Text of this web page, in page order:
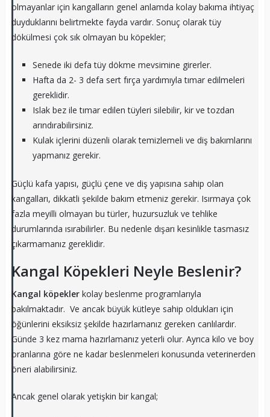
olmayanlar için kangalların genel anlamda kolay bakıma ihtiyaç
duyduklarını belirtmekte fayda vardır. Sonuç olarak tüy
dökülmesi çok sık olmayan bu köpekler;
Senede iki defa tüy dökme mevsimine girerler.
Hafta da 2- 3 defa sert fırça yardımıyla tımar edilmeleri
gereklidir.
Islak bez ile tımar edilen tüyleri silebilir, kir ve tozdan
arındırabilirsiniz.
Kulak içlerini düzenli olarak temizlemeli ve diş bakımlarını
yapmanız gerekir.
Güçlü kafa yapısı, güçlü çene ve diş yapısına sahip olan
kangalları, dikkatli şekilde bakım etmeniz gerekir. Isırmaya çok
fazla meyilli olmayan bu türler, huzursuzluk ve tehlike
durumlarında ısırabilirler. Bu nedenle dışarı kesinlikle tasmasız
çıkarmamanız gereklidir.
Kangal Köpekleri Neyle Beslenir?
Kangal köpeklerkolay beslenme programlarıyla
bakılmaktadır. Ve ancak büyük kütleye sahip oldukları için
öğünlerini eksiksiz şekilde hazırlamanız gereken canlılardır.
Günde 3 kez mama hazırlamanız yeterli olur. Ayrıca kilo ve boy
oranlarına göre ne kadar beslenmeleri konusunda veterinerden
öneri alabilirsiniz.
Ancak genel olarak yetişkin bir kangal;